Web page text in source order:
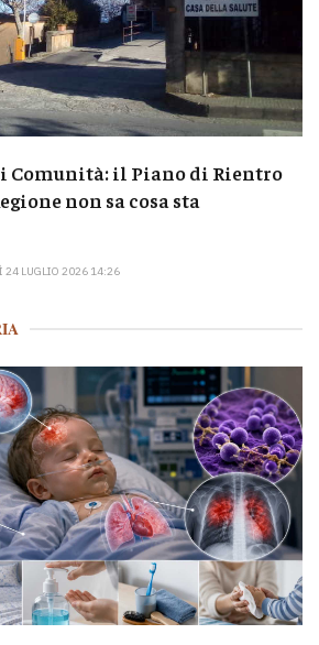
Comunità: il Piano di Rientro
non sa cosa sta
24 LUGLIO 2026 14:26